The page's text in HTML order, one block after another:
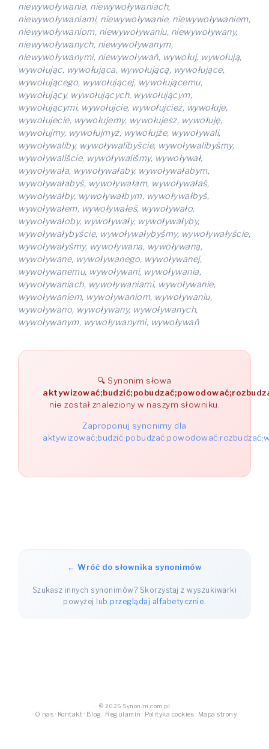
niewywoływania, niewywoływaniach,
niewywoływaniami, niewywoływanie, niewywoływaniem,
niewywoływaniom, niewywoływaniu, niewywoływany,
niewywoływanych, niewywoływanym,
niewywoływanymi, niewywoływań, wywołuj, wywołują,
wywołując, wywołująca, wywołującą, wywołujące,
wywołującego, wywołującej, wywołującemu,
wywołujący, wywołujących, wywołującym,
wywołującymi, wywołujcie, wywołujcież, wywołuje,
wywołujecie, wywołujemy, wywołujesz, wywołuję,
wywołujmy, wywołujmyż, wywołujże, wywoływali,
wywoływaliby, wywoływalibyście, wywoływalibyśmy,
wywoływaliście, wywoływaliśmy, wywoływał,
wywoływała, wywoływałaby, wywoływałabym,
wywoływałabyś, wywoływałam, wywoływałaś,
wywoływałby, wywoływałbym, wywoływałbyś,
wywoływałem, wywoływałeś, wywoływało,
wywoływałoby, wywoływały, wywoływałyby,
wywoływałybyście, wywoływałybyśmy, wywoływałyście,
wywoływałyśmy, wywoływana, wywoływaną,
wywoływane, wywoływanego, wywoływanej,
wywoływanemu, wywoływani, wywoływania,
wywoływaniach, wywoływaniami, wywoływanie,
wywoływaniem, wywoływaniom, wywoływaniu,
wywoływano, wywoływany, wywoływanych,
wywoływanym, wywoływanymi, wywoływań
Synonim słowa
nie został znaleziony w naszym słowniku.
Zaproponuj synonimy dla
← Wróć do słownika synonimów
Szukasz innych synonimów? Skorzystaj z wyszukiwarki
powyżej lubprzeglądaj alfabetycznie.
© 2026 Synonim.com.pl
· O nas · Kontakt · Blog · Regulamin · Polityka cookies · Mapa strony